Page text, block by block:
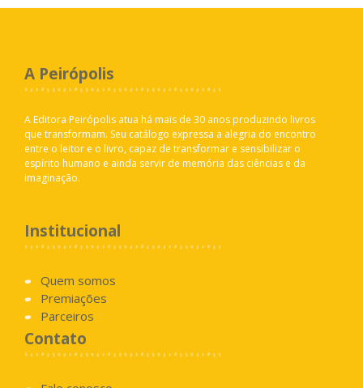
A Peirópolis
A Editora Peirópolis atua há mais de 30 anos produzindo livros
que transformam. Seu catálogo expressa a alegria do encontro
entre o leitor e o livro, capaz de transformar e sensibilizar o
espírito humano e ainda servir de memória das ciências e da
imaginação.
Institucional
Quem somos
Premiações
Parceiros
Contato